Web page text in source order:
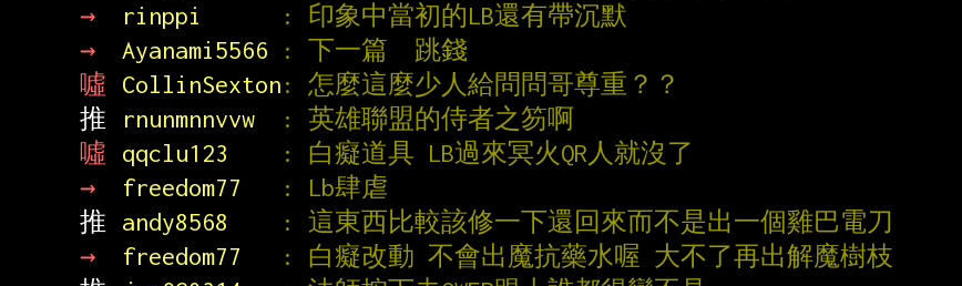
→
rinppi : 印象中當初的LB還有帶沉默
→
Ayanami5566 : 下一篇  跳錢
噓
CollinSexton: 怎麼這麼少人給問問哥尊重？？
推
rnunmnnvvw : 英雄聯盟的侍者之笏啊
噓
qqclu123 : 白癡道具 LB過來冥火QR人就沒了
→
freedom77 : Lb肆虐
推
andy8568 : 這東西比較該修一下還回來而不是出一個雞巴電刀
→
freedom77 : 白癡改動 不會出魔抗藥水喔 大不了再出解魔樹枝